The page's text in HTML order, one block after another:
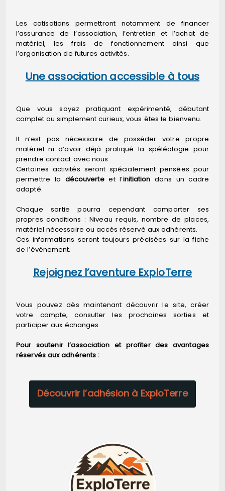
Les cotisations permettront notamment de financer
l’assurance de l’association, l’entretien et l’achat de
matériel, les frais de fonctionnement ainsi que
l’organisation de futures activités.
Une association accessible à tous
Que vous soyez pratiquant expérimenté, débutant
complet ou simplement curieux, vous êtes le bienvenu.
Il n’est pas nécessaire de posséder votre propre
matériel ni d’avoir déjà pratiqué la spéléologie pour
prendre contact avec nous.
Certaines activités seront spécialement pensées pour
permettre la découverteet l’initiation dans un cadre
adapté.
Chaque sortie pourra cependant comporter ses
propres conditions : Niveau requis, nombre de places,
matériel nécessaire ou accès réservé aux adhérents.
Ces informations seront toujours précisées sur la fiche
de l’événement.
Rejoignez l’aventure ExploTerre
Vous pouvez dès maintenant découvrir le site, créer
votre compte, consulter les prochaines sorties et
participer aux échanges.
Pour soutenir l’association et profiter des avantages
réservés aux adhérents :
Découvrir l’adhésion à ExploTerre